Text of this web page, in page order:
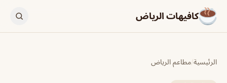
كافيهات الرياض
الرئيسية/مطاعم الرياض